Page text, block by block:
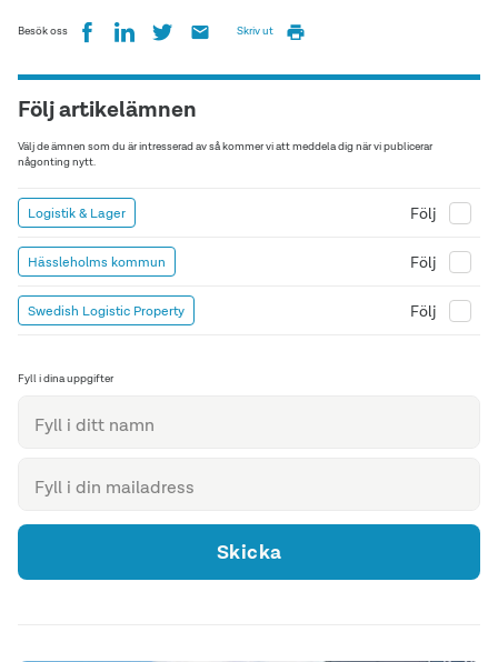
Besök oss Skriv ut
Följ artikelämnen
Välj de ämnen som du är intresserad av så kommer vi att meddela dig när vi publicerar
någonting nytt.
Logistik & Lager Följ
Hässleholms kommun Följ
Swedish Logistic Property Följ
Fyll i dina uppgifter
Skicka